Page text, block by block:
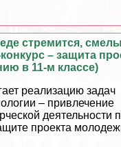
стремится,
– защита
в 11-м классе)
реализацию задач
– привлечение
деятельности
проекта